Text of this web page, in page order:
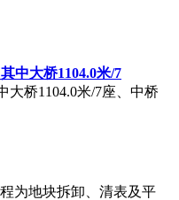
中大桥1104.0米/7
大桥1104.0米/7座、中桥
为地块拆卸、清表及平